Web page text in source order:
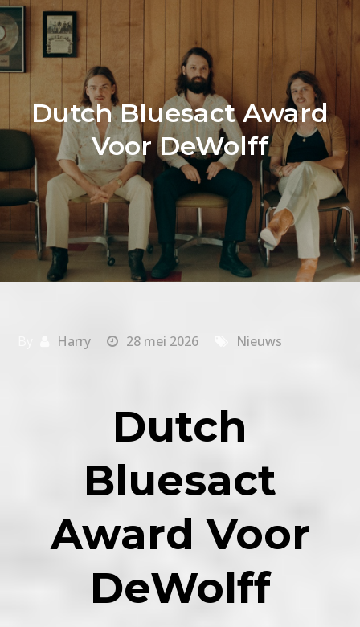
Dutch Bluesact Award
Voor DeWolff
Harry 28 mei 2026 Nieuws
Dutch
Bluesact
Award Voor
DeWolff